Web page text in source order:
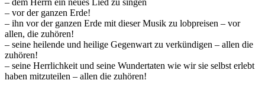
– vor der ganzen Erde!
– ihn vor der ganzen Erde mit dieser Musik zu lobpreisen – vor
allen, die zuhören!
– seine heilende und heilige Gegenwart zu verkündigen – allen die
zuhören!
– seine Herrlichkeit und seine Wundertaten wie wir sie selbst erlebt
haben mitzuteilen – allen die zuhören!